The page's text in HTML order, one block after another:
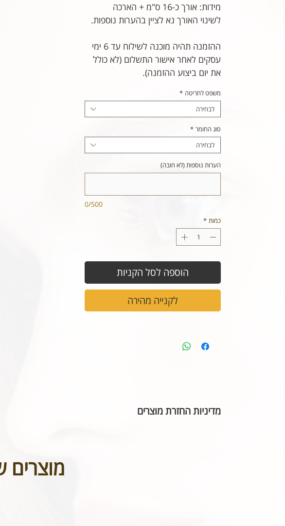
מידות: אורך כ-16 ס"מ + הארכה
לשינוי האורך נא לציין בהערות נוספות.
ההזמנה תהיה מוכנה לשילוח עד 6 ימי
עסקים לאחר אישור התשלום (לא כולל
את יום ביצוע ההזמנה).
משפט לחריטה *
לבחירה
סוג החומר *
לבחירה
הערות נוספות (לא חובה)
0/500
כמות *
הוספה לסל הקניות
לקנייה מהירה
מדיניות החזרת מוצרים
מוצרים